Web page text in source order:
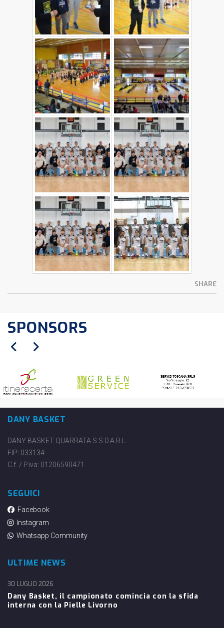
SHARE
SPONSORS
DANY BASKET
DANY BASKET QUARRATA S.S.D.A.R.L.
FIP: 033134
C.f. / P.iva: 01206590471
SEGUICI
Facebook
Instagram
Whatsapp Community
ULTIME NEWS
Dany Basket, il campionato comincia con la sfida
interna con la Pielle Livorno
30 LUGLIO 2026